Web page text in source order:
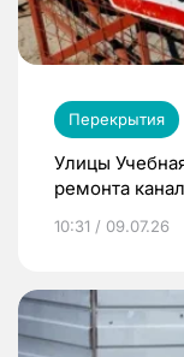
Перекрытия
Улицы
ремонта
10:31 / 09.07.26